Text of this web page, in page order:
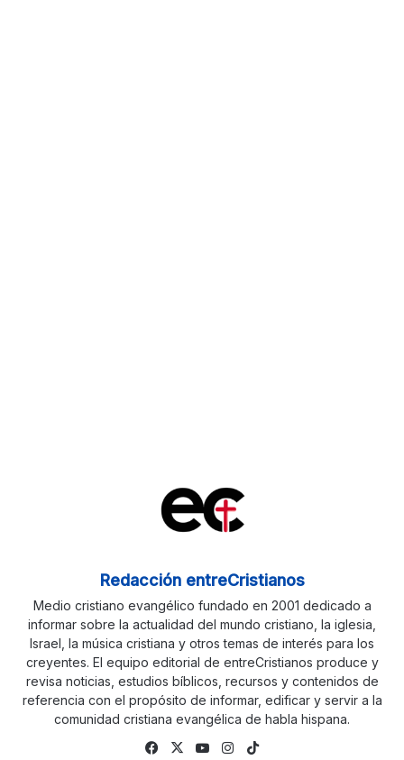
Redacción entreCristianos
Medio cristiano evangélico fundado en 2001 dedicado a
informar sobre la actualidad del mundo cristiano, la iglesia,
Israel, la música cristiana y otros temas de interés para los
creyentes. El equipo editorial de entreCristianos produce y
revisa noticias, estudios bíblicos, recursos y contenidos de
referencia con el propósito de informar, edificar y servir a la
comunidad cristiana evangélica de habla hispana.
Fa X Yo Ins